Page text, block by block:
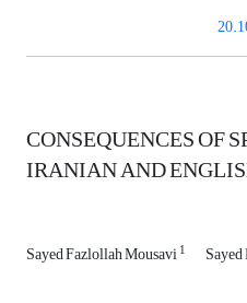
CONSEQUENCES OF
IRANIAN AND
Sayed Fazlollah Mousavi1